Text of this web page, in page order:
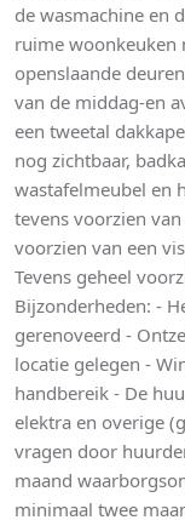
de wasmachine en
ruime woonkeuken
openslaande
van de middag-en
een tweetal
nog zichtbaar,
wastafelmeubel en
tevens voorzien
voorzien van een
Tevens geheel
Bijzonderheden: -
gerenoveerd -
locatie gelegen -
handbereik - De
elektra en overige
vragen door
maand
minimaal twee